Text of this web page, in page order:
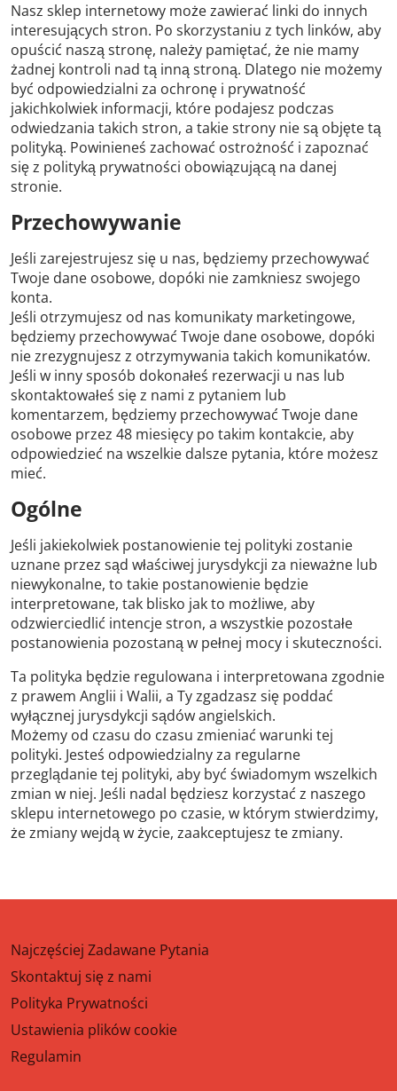
Nasz sklep internetowy może zawierać linki do innych
interesujących stron. Po skorzystaniu z tych linków, aby
opuścić naszą stronę, należy pamiętać, że nie mamy
żadnej kontroli nad tą inną stroną. Dlatego nie możemy
być odpowiedzialni za ochronę i prywatność
jakichkolwiek informacji, które podajesz podczas
odwiedzania takich stron, a takie strony nie są objęte tą
polityką. Powinieneś zachować ostrożność i zapoznać
się z polityką prywatności obowiązującą na danej
stronie.
Przechowywanie
Jeśli zarejestrujesz się u nas, będziemy przechowywać
Twoje dane osobowe, dopóki nie zamkniesz swojego
konta.
Jeśli otrzymujesz od nas komunikaty marketingowe,
będziemy przechowywać Twoje dane osobowe, dopóki
nie zrezygnujesz z otrzymywania takich komunikatów.
Jeśli w inny sposób dokonałeś rezerwacji u nas lub
skontaktowałeś się z nami z pytaniem lub
komentarzem, będziemy przechowywać Twoje dane
osobowe przez 48 miesięcy po takim kontakcie, aby
odpowiedzieć na wszelkie dalsze pytania, które możesz
mieć.
Ogólne
Jeśli jakiekolwiek postanowienie tej polityki zostanie
uznane przez sąd właściwej jurysdykcji za nieważne lub
niewykonalne, to takie postanowienie będzie
interpretowane, tak blisko jak to możliwe, aby
odzwierciedlić intencje stron, a wszystkie pozostałe
postanowienia pozostaną w pełnej mocy i skuteczności.
Ta polityka będzie regulowana i interpretowana zgodnie
z prawem Anglii i Walii, a Ty zgadzasz się poddać
wyłącznej jurysdykcji sądów angielskich.
Możemy od czasu do czasu zmieniać warunki tej
polityki. Jesteś odpowiedzialny za regularne
przeglądanie tej polityki, aby być świadomym wszelkich
zmian w niej. Jeśli nadal będziesz korzystać z naszego
sklepu internetowego po czasie, w którym stwierdzimy,
że zmiany wejdą w życie, zaakceptujesz te zmiany.
Najczęściej Zadawane Pytania
Skontaktuj się z nami
Polityka Prywatności
Ustawienia plików cookie
Regulamin